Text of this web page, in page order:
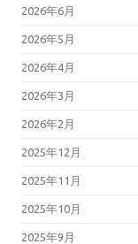
2026年6月
2026年5月
2026年4月
2026年3月
2026年2月
2025年12月
2025年11月
2025年10月
2025年9月